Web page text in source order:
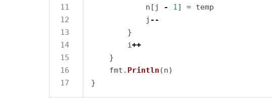
            n[j
- 1
            j
--
        i
++
    fmt.
Println